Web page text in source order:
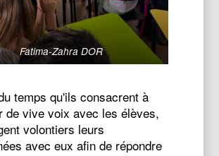
Fatima-Zahra DOR
temps qu'ils consacrent à
de vive voix avec les élèves,
volontiers leurs
avec eux afin de répondre